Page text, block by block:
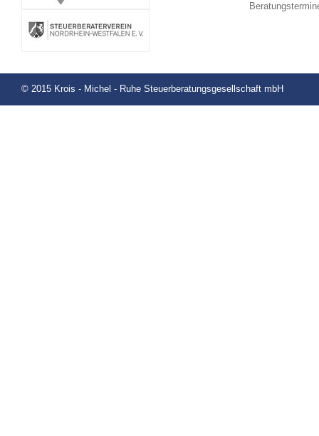
© 2015 Krois - Michel - Ruhe Steuerberatungsgesellschaft mbH